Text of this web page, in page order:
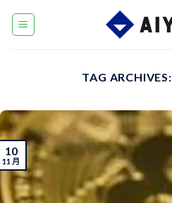
TAG ARCHIVES:
10
11 月